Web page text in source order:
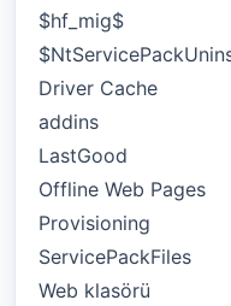
$hf_mig$
Driver Cache
addins
LastGood
Offline Web Pages
Provisioning
ServicePackFiles
Web klasörü